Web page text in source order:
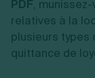
PDF,
relatives à la
plusieurs types
quittance de